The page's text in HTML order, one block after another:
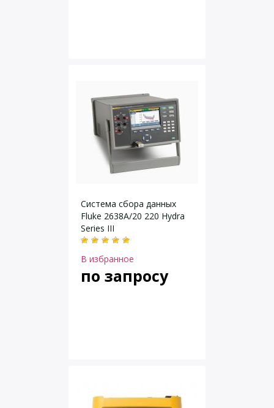
Система сбора данных
Fluke 2638A/20 220 Hydra
Series III
В избранное
по запросу